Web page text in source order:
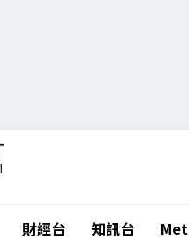
財經台 知訊台